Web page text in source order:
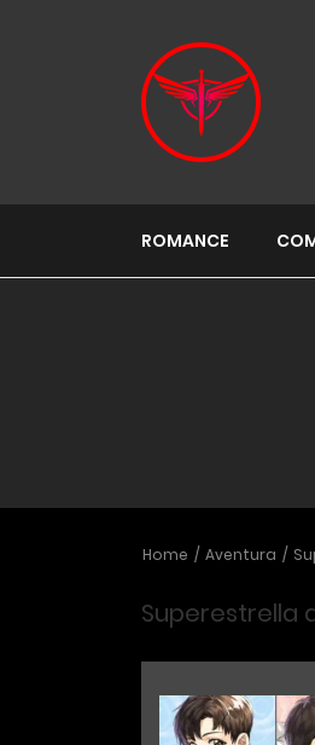
ROMANCE
Home Aventura
Superestrella